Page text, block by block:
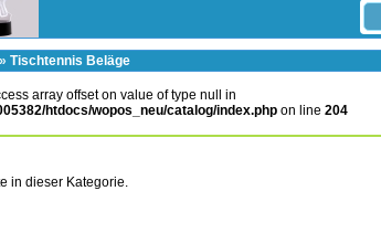
» Tischtennis Beläge
array offset on value of type null in
htdocs/wopos_neu/catalog/index.php on line 204
in dieser Kategorie.